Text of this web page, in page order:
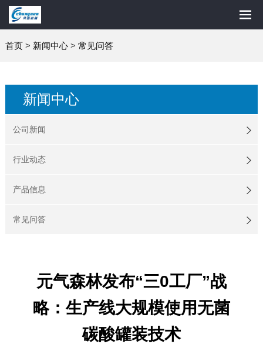
首页> 新闻中心> 常见问答
新闻中心
公司新闻
行业动态
产品信息
常见问答
元气森林发布“三0工厂”战
略：生产线大规模使用无菌
碳酸罐装技术